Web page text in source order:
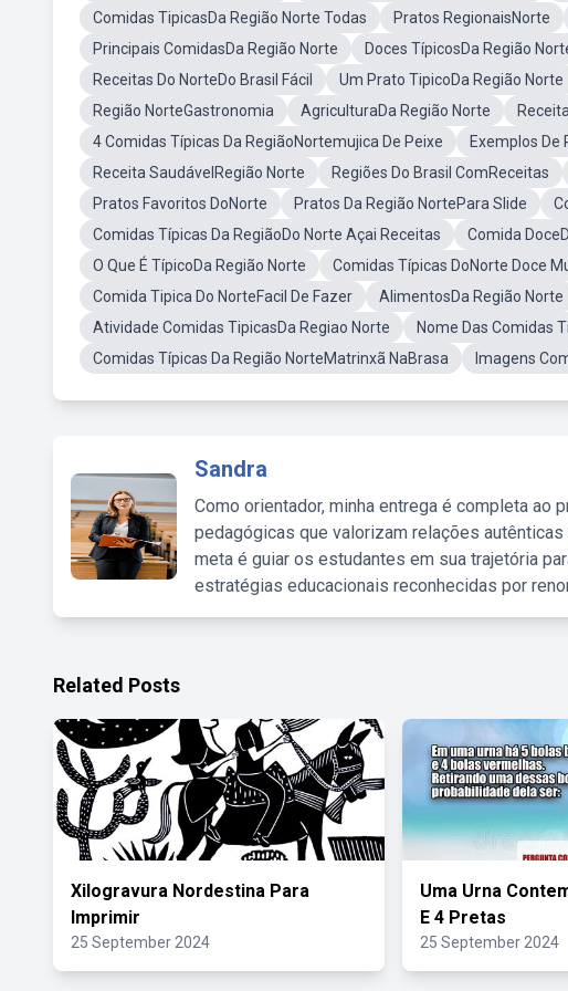
Comidas TipicasDa Região Norte Todas Pratos RegionaisNorte
Principais ComidasDa Região Norte
Doces TípicosDa Região
Receitas Do NorteDo Brasil Fácil
Um Prato TipicoDa Região Norte
Região NorteGastronomia
AgriculturaDa Região Norte
4 Comidas Típicas Da RegiãoNortemujica De Peixe
Exemplos De
Receita SaudávelRegião Norte
Regiões Do Brasil ComReceitas
Pratos Favoritos DoNorte
Pratos Da Região NortePara Slide
Comidas Típicas Da RegiãoDo Norte Açai Receitas
Comida
O Que É TípicoDa Região Norte
Comidas Típicas DoNorte Doce
Comida Tipica Do NorteFacil De Fazer
AlimentosDa Região Norte
Atividade Comidas TipicasDa Regiao Norte
Nome Das Comidas
Comidas Típicas Da Região NorteMatrinxã NaBrasa
Imagens
Sandra
Como orientador, minha entrega é completa
pedagógicas que valorizam relações
meta é guiar os estudantes em sua trajetória
estratégias educacionais reconhecidas por
Related Posts
Xilogravura Nordestina Para
Imprimir
25 September 2024
Uma Urna
E 4 Pretas
25 September 2024